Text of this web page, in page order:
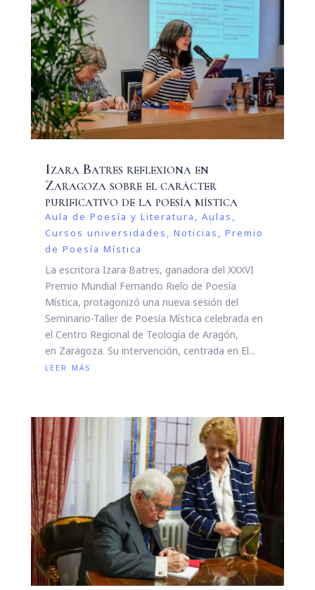
Izara Batres reflexiona en
Zaragoza sobre el carácter
purificativo de la poesía mística
Aula de Poesía y Literatura , Aulas ,
Cursos universidades , Noticias , Premio
de Poesía Mística
La escritora Izara Batres, ganadora del XXXVI
Premio Mundial Fernando Rielo de Poesía
Mística, protagonizó una nueva sesión del
Seminario-Taller de Poesía Mística celebrada en
el Centro Regional de Teología de Aragón,
en Zaragoza. Su intervención, centrada en El...
leer más